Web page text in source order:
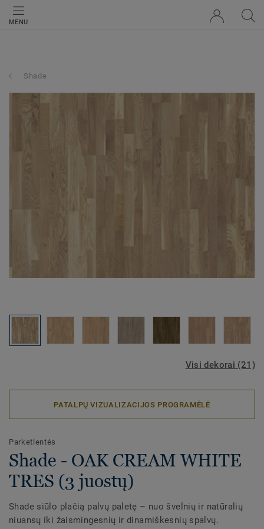
MENU
Shade
Visi dekorai (21)
PATALPŲ VIZUALIZACIJOS PROGRAMĖLĖ
Parketlentės
Shade - OAK CREAM WHITE
TRES (3 juostų)
Shade siūlo plačią palvų paletę – nuo švelnių ir natūralių
niuansų iki žaismingesnių ir dinamiškesnių spalvų.